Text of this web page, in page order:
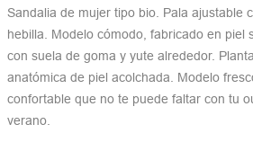
Sandalia de mujer tipo bio. Pala ajustable
hebilla. Modelo cómodo, fabricado en piel
con suela de goma y yute alrededor. Planta
anatómica de piel acolchada. Modelo
confortable que no te puede faltar con tu
verano.